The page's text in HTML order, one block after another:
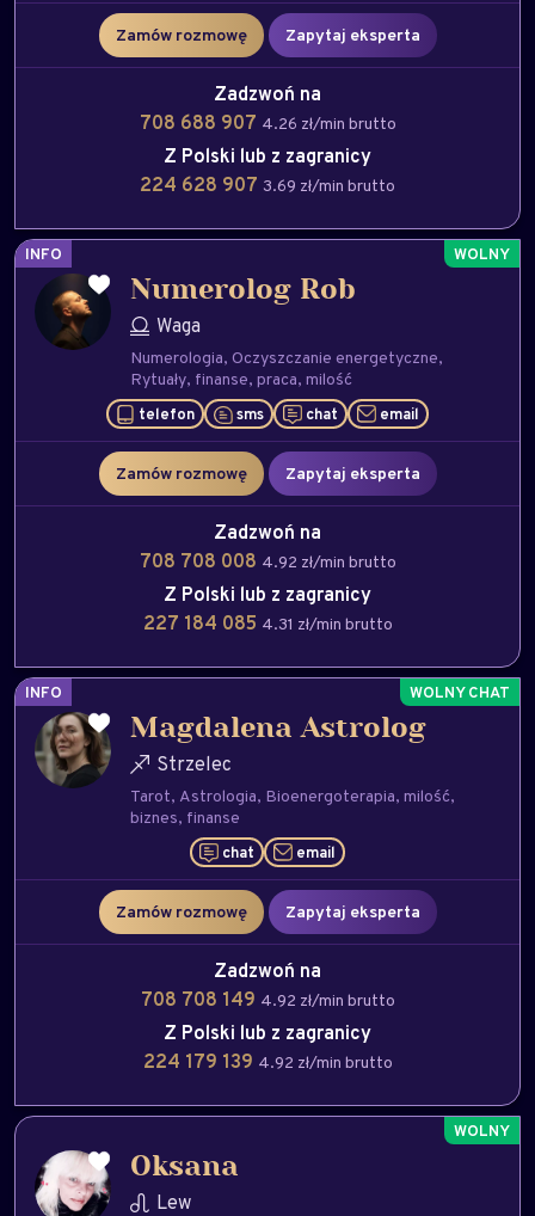
Zamów rozmowę Zapytaj eksperta
Zadzwoń na
708 688 907 4.26 zł/min brutto
Z Polski lub z zagranicy
224 628 907 3.69 zł/min brutto
INFO
Numerolog Rob
Waga
Numerologia Oczyszczanie energetyczne
Rytuały finanse praca milość
telefon sms chat email
Zamów rozmowę Zapytaj eksperta
Zadzwoń na
708 708 008 4.92 zł/min brutto
Z Polski lub z zagranicy
227 184 085 4.31 zł/min brutto
INFO
Magdalena Astrolog
Strzelec
Tarot Astrologia Bioenergoterapia milość
biznes finanse
chat email
Zamów rozmowę Zapytaj eksperta
Zadzwoń na
708 708 149 4.92 zł/min brutto
Z Polski lub z zagranicy
224 179 139 4.92 zł/min brutto
Oksana
Lew